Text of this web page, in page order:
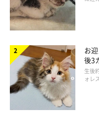
お
後3
ち
生後
ォレ